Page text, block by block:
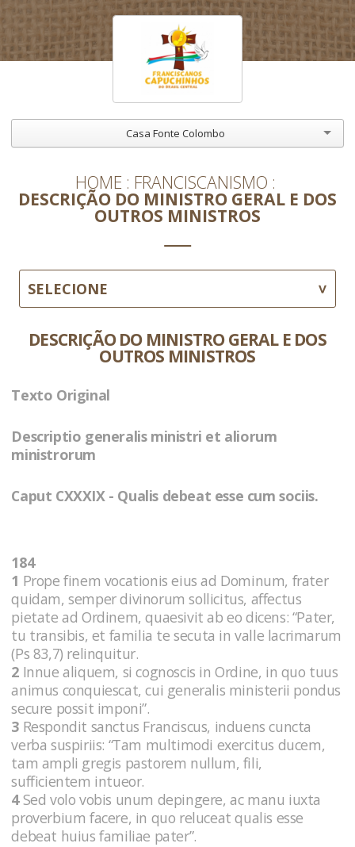
Casa Fonte Colombo
HOME FRANCISCANISMO
DESCRIÇÃO DO MINISTRO GERAL E DOS
OUTROS MINISTROS
SELECIONE
DESCRIÇÃO DO MINISTRO GERAL E DOS
OUTROS MINISTROS
Texto Original
Descriptio generalis ministri et aliorum
ministrorum
Caput CXXXIX - Qualis debeat esse cum sociis.
184
1 Prope finem vocationis eius ad Dominum, frater
quidam, semper divinorum sollicitus, affectus
pietate ad Ordinem, quaesivit ab eo dicens: “Pater,
tu transibis, et familia te secuta in valle lacrimarum
(Ps 83,7) relinquitur.
2 Innue aliquem, si cognoscis in Ordine, in quo tuus
animus conquiescat, cui generalis ministerii pondus
secure possit imponi”.
3 Respondit sanctus Franciscus, induens cuncta
verba suspiriis: “Tam multimodi exercitus ducem,
tam ampli gregis pastorem nullum, fili,
sufficientem intueor.
4Sed volo vobis unum depingere, ac manu iuxta
proverbium facere, in quo reluceat qualis esse
debeat huius familiae pater”.